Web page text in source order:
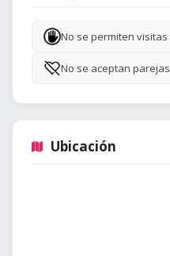
No se permiten visitas
No se aceptan parejas
Ubicación